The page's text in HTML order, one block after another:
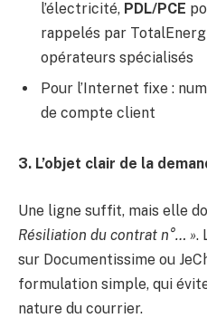
l’électricité, PDL/PCE
rappelés par
opérateurs spécialisés
Pour l’Internet fixe :
de compte client
3. L’objet clair de la
Une ligne suffit, mais elle
Résiliation du contrat n°… ».
sur Documentissime ou
formulation simple, qui
nature du courrier.